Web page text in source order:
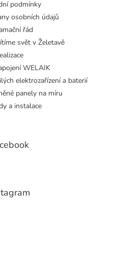
podmínky
osobních údajů
řád
svět v Želetavě
WELAIK
elektrozařízení a baterií
panely na míru
a instalace